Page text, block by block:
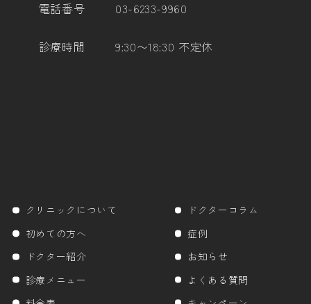
電話番号 03-6233-9960
診療時間 9:30〜18:30 不定休
クリニックについて
ドクターコラム
初めての方へ
症例
ドクター紹介
お知らせ
診療メニュー
よくある質問